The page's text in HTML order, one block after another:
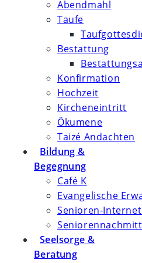
Abendmahl
Taufe
Bestattung
Konfirmation
Hochzeit
Kircheneintritt
Ökumene
Taizé Andachten
Bildung &
Begegnung
Café K
Evangelische
Senioren-
Seelsorge &
Beratung